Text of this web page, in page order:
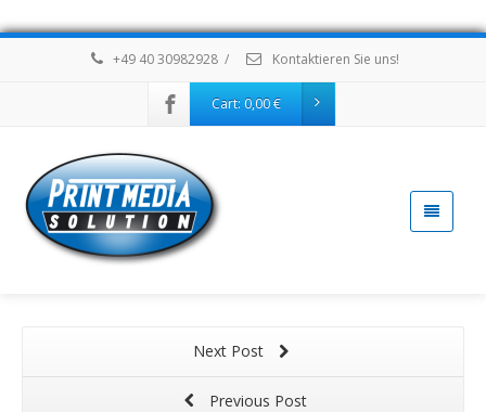
+49 40 30982928 / Kontaktieren Sie uns!
Cart: 0,00€
Next Post
Previous Post